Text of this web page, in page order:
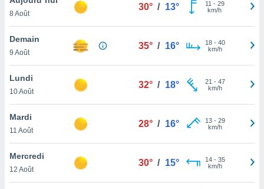
et
»,
au
vous
qu'ils
ou
le
ainsi
8 Août
30° / 13° 11 - 29
km/h
Demain
9 Août
35° / 16° 18- 40
km/h
Lundi
10 Août
32° / 18° 21 - 47
km/h
Mardi
11 Août
28° / 16° 13- 29
km/h
Mercredi
12 Août
30° / 15° 14- 35
km/h